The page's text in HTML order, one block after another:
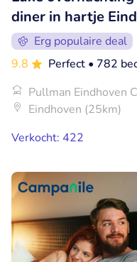
diner in hartje
Erg populaire deal
9.8
Perfect • 782
Pullman Eindhoven
Eindhoven (25km)
Verkocht: 422